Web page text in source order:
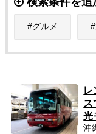
グルメ
レ
ス
光
沖